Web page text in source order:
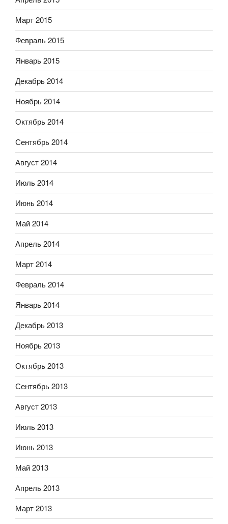
Март 2015
Февраль 2015
Январь 2015
Декабрь 2014
Ноябрь 2014
Октябрь 2014
Сентябрь 2014
Август 2014
Июль 2014
Июнь 2014
Май 2014
Апрель 2014
Март 2014
Февраль 2014
Январь 2014
Декабрь 2013
Ноябрь 2013
Октябрь 2013
Сентябрь 2013
Август 2013
Июль 2013
Июнь 2013
Май 2013
Апрель 2013
Март 2013